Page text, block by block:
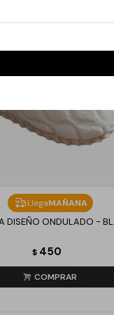
LlegaMAÑANA
DISEÑO ONDULADO -
$ 450